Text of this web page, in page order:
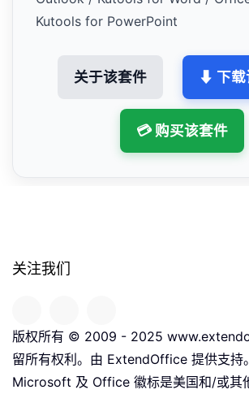
Kutools for PowerPoint
关于该套件 ⬇ 下载
💳 购买该套件
关注我们
版权所有 © 2009 - 2025
留所有权利。由 ExtendOffice 提供支持。
Microsoft 及 Office 徽标是美国和/或其